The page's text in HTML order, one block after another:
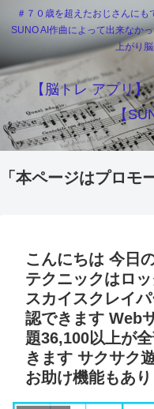
＃７０歳を超えたおじさんに
SUNO AI作曲によって出来なか
上がり
【脳トレ アプリ
【
「本ページはプロモ
こんにちは 今日
テクニックはロ
スカイスクレイ
認できます Web
題36,100以上が
きます サクサク
お助け機能もあ